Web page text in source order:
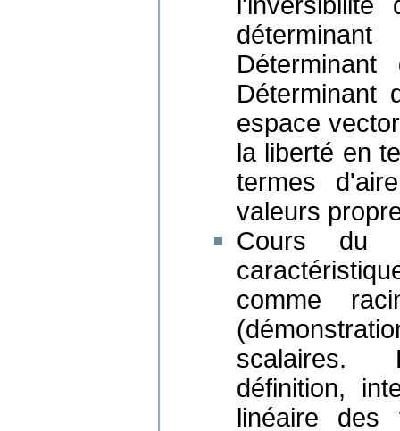
Déterminant
espace
la liberté en
termes
valeurs
Cours du
comme
scalaires.
définition,
linéaire des